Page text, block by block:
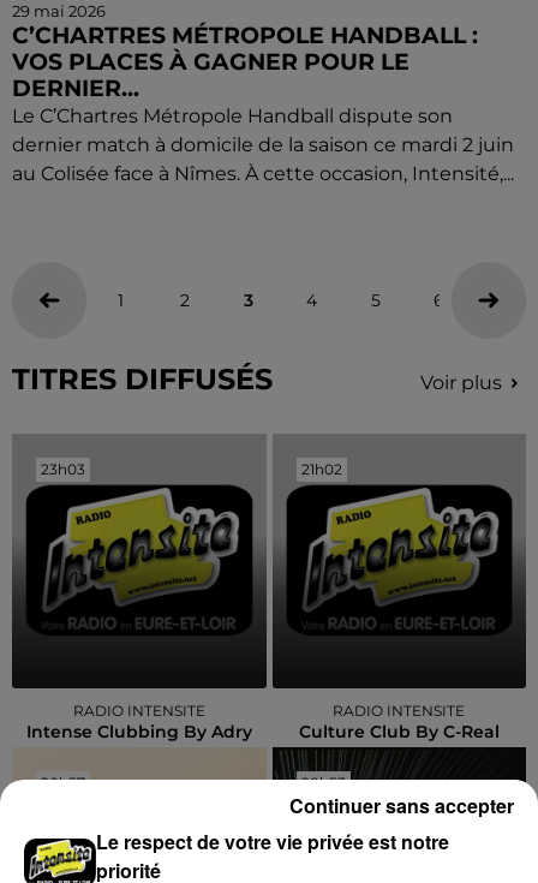
29 mai 2026
C’CHARTRES MÉTROPOLE HANDBALL :
VOS PLACES À GAGNER POUR LE
DERNIER...
Le C’Chartres Métropole Handball dispute son
dernier match à domicile de la saison ce mardi 2 juin
au Colisée face à Nîmes. À cette occasion, Intensité,...
1 2 3 4 5 6
TITRES DIFFUSÉS Voir plus
23h03
23h03
RADIO INTENSITE
Intense Clubbing By Adry
21h02
21h02
RADIO INTENSITE
Culture Club By C-Real
20h57
20h57 20h53
20h53
Le respect de votre vie privée est notre
priorité
Continuer sans accepter